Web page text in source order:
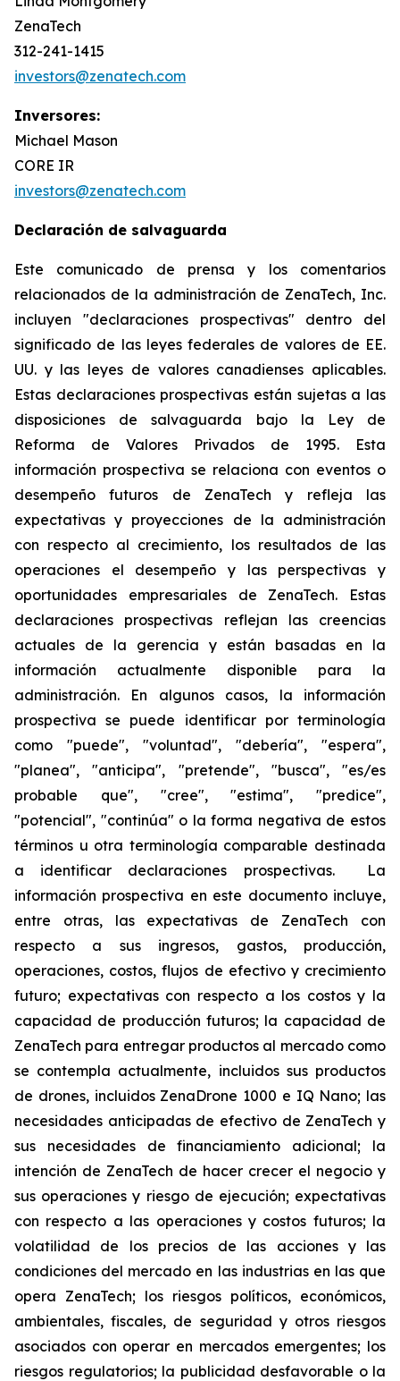
ZenaTech
312-241-1415
investors@zenatech.com
Inversores:
Michael Mason
CORE IR
investors@zenatech.com
Declaración de salvaguarda
Este comunicado de prensa y los comentarios
relacionados de la administración de ZenaTech, Inc.
incluyen "declaraciones prospectivas" dentro del
significado de las leyes federales de valores de EE.
UU. y las leyes de valores canadienses aplicables.
Estas declaraciones prospectivas están sujetas a las
disposiciones de salvaguarda bajo la Ley de
Reforma de Valores Privados de 1995. Esta
información prospectiva se relaciona con eventos o
desempeño futuros de ZenaTech y refleja las
expectativas y proyecciones de la administración
con respecto al crecimiento, los resultados de las
operaciones el desempeño y las perspectivas y
oportunidades empresariales de ZenaTech. Estas
declaraciones prospectivas reflejan las creencias
actuales de la gerencia y están basadas en la
información actualmente disponible para la
administración. En algunos casos, la información
prospectiva se puede identificar por terminología
como "puede", "voluntad", "debería", "espera",
"planea", "anticipa", "pretende", "busca", "es/es
probable que", "cree", "estima", "predice",
"potencial", "continúa" o la forma negativa de estos
términos u otra terminología comparable destinada
a identificar declaraciones prospectivas. La
información prospectiva en este documento incluye,
entre otras, las expectativas de ZenaTech con
respecto a sus ingresos, gastos, producción,
operaciones, costos, flujos de efectivo y crecimiento
futuro; expectativas con respecto a los costos y la
capacidad de producción futuros; la capacidad de
ZenaTech para entregar productos al mercado como
se contempla actualmente, incluidos sus productos
de drones, incluidos ZenaDrone 1000 e IQ Nano; las
necesidades anticipadas de efectivo de ZenaTech y
sus necesidades de financiamiento adicional; la
intención de ZenaTech de hacer crecer el negocio y
sus operaciones y riesgo de ejecución; expectativas
con respecto a las operaciones y costos futuros; la
volatilidad de los precios de las acciones y las
condiciones del mercado en las industrias en las que
opera ZenaTech; los riesgos políticos, económicos,
ambientales, fiscales, de seguridad y otros riesgos
asociados con operar en mercados emergentes; los
riesgos regulatorios; la publicidad desfavorable o la